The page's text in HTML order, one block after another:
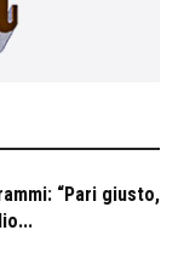
“Pari giusto,